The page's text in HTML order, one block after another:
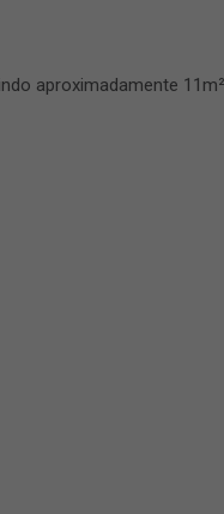
aproximadamente